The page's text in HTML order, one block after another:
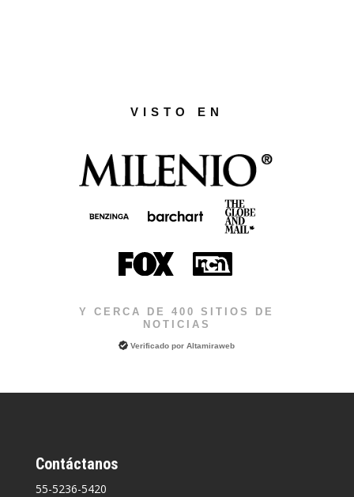
VISTO EN
Y CERCA DE 400 SITIOS DE
NOTICIAS
Verificado porAltamiraweb
Contáctanos
55-5236-5420